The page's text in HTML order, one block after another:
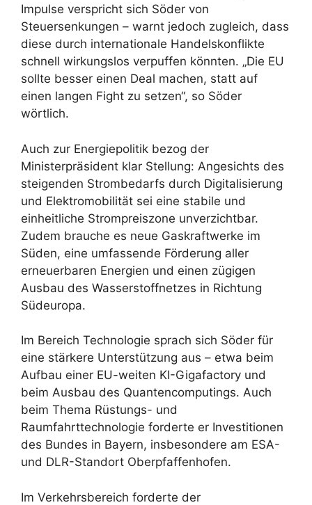
Impulse verspricht sich Söder von
Steuersenkungen – warnt jedoch zugleich, dass
diese durch internationale Handelskonflikte
schnell wirkungslos verpuffen könnten. „Die EU
sollte besser einen Deal machen, statt auf
einen langen Fight zu setzen“, so Söder
wörtlich.
Auch zur Energiepolitik bezog der
Ministerpräsident klar Stellung: Angesichts des
steigenden Strombedarfs durch Digitalisierung
und Elektromobilität sei eine stabile und
einheitliche Strompreiszone unverzichtbar.
Zudem brauche es neue Gaskraftwerke im
Süden, eine umfassende Förderung aller
erneuerbaren Energien und einen zügigen
Ausbau des Wasserstoffnetzes in Richtung
Südeuropa.
Im Bereich Technologie sprach sich Söder für
eine stärkere Unterstützung aus – etwa beim
Aufbau einer EU-weiten KI-Gigafactory und
beim Ausbau des Quantencomputings. Auch
beim Thema Rüstungs- und
Raumfahrttechnologie forderte er Investitionen
des Bundes in Bayern, insbesondere am ESA-
und DLR-Standort Oberpfaffenhofen.
Im Verkehrsbereich forderte der